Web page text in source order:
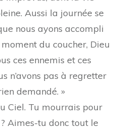
Aussi la journée se
nous ayons accompli
du coucher, Dieu
ces ennemis et ces
n’avons pas à regretter
demandé. »
Ciel. Tu mourrais pour
Aimes-tu donc tout le